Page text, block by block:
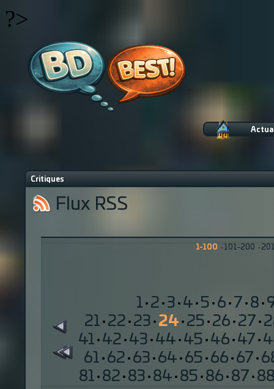
?>
Critiques
Flux RSS
1-100 · 101-200 ·
1 · 2 · 3 · 4 · 5 · 6 · 7 · 8 ·
21 · 22 · 23 · 24 · 25 · 26 · 27 ·
41 · 42 · 43 · 44 · 45 · 46 · 47 ·
61 · 62 · 63 · 64 · 65 · 66 · 67 ·
81 · 82 · 83 · 84 · 85 · 86 · 87 ·